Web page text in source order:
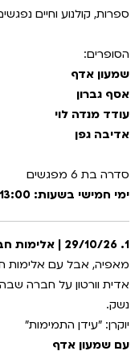
מועדון אנגלית
מועדון אנגלית
ראשון בקולנוע
Teen Screen
קולנוע ישראלי
סינמטק קאלט על הגג
נבחרי דוקאביב 2026
אירועים מיוחדים
לאזור האישי
רכישת מנוי
Gift Card
צור קשר
ספרות, קולנוע וחיים
הסופרים:
שמעון אדף
אסף גברון
עודד מנדה לוי
אדיבה גפן
סדרה בת 6 מפגשים
ימי חמישי בשעות: 10:00-13:00
1. 29/10/26 | אלימות חברתית בלי טיפת דם
מאפיה, אבל עם אלימות
אדית וורטון על חברה
נשק.
יוקרן: "עידן התמימות"
עם שמעון אדף